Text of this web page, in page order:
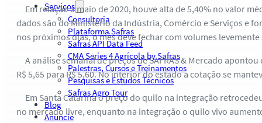
Serviços
Consultoria
Plataforma Safras
Safras API Data Feed
CMA Series 4 Agrícola by Safras
Palestras, Cursos e Treinamentos
Pesquisas e Estudos Técnicos
Safras Agro Tour
Blog
Anuncie
Em relação a maio de 2020, houve alta de 5,40% no valor
dados são do Ministério da Indústria, Comércio e Serviços e
nos próximos dias, o mês deve fechar com volumes
A análise semanal de preços de SAFRAS & Mercado
R$ 5,65 para R$ 5,60. No interior do estado a cotação se
Em Santa Catarina o preço do quilo na integração
no mercado livre, enquanto na integração o quilo vivo